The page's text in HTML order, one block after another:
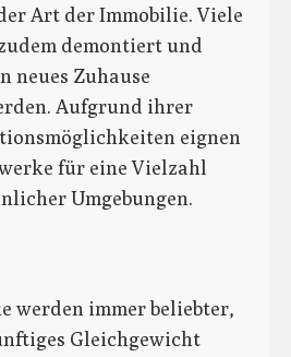
Art der Immobilie. Viele
demontiert und
neues Zuhause
Aufgrund ihrer
eignen
für eine Vielzahl
Umgebungen.
werden immer beliebter,
Gleichgewicht